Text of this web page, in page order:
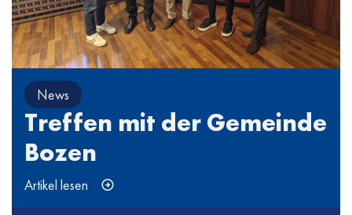
News
Treffen mit der Gemeinde
Bozen
Artikel lesen